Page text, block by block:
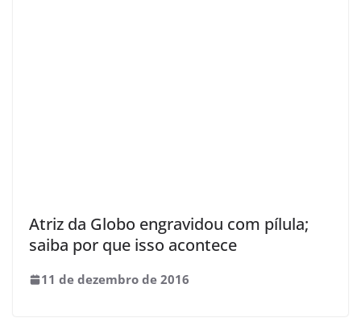
Atriz da Globo engravidou com pílula;
saiba por que isso acontece
11 de dezembro de 2016